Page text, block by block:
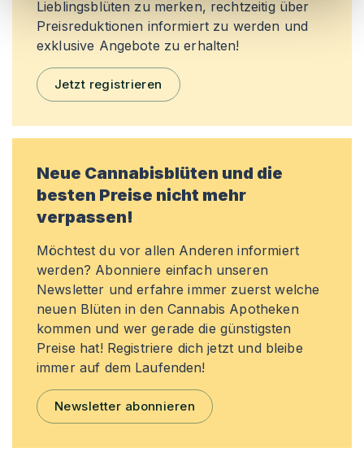
Lieblingsblüten zu merken, rechtzeitig über
Preisreduktionen informiert zu werden und
exklusive Angebote zu erhalten!
Jetzt registrieren
Neue Cannabisblüten und die
besten Preise nicht mehr
verpassen!
Möchtest du vor allen Anderen informiert
werden? Abonniere einfach unseren
Newsletter und erfahre immer zuerst welche
neuen Blüten in den Cannabis Apotheken
kommen und wer gerade die günstigsten
Preise hat! Registriere dich jetzt und bleibe
immer auf dem Laufenden!
Newsletter abonnieren